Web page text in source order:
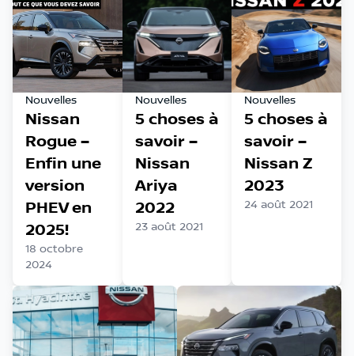
Nouvelles
Nissan
Rogue –
Enfin une
version
PHEV en
2025!
18 octobre
2024
Nouvelles
5 choses à
savoir –
Nissan
Ariya
2022
23 août 2021
Nouvelles
5 choses à
savoir –
Nissan Z
2023
24 août 2021